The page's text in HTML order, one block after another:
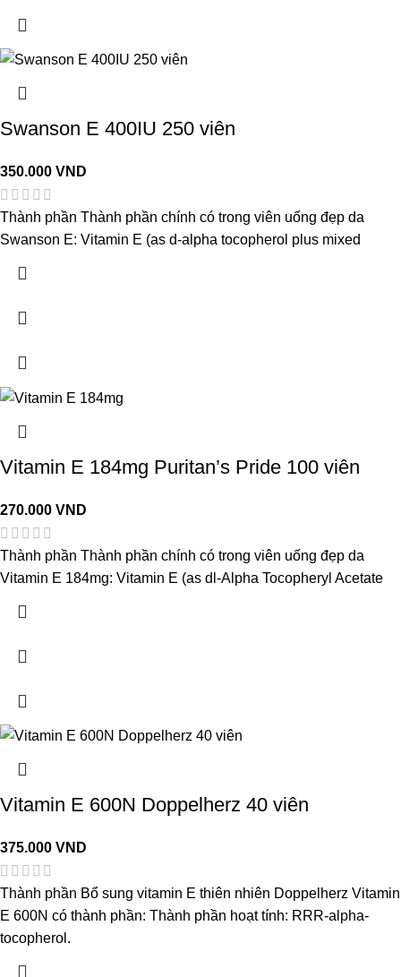
Swanson E 400IU 250 viên
350.000VND
Thành phần Thành phần chính có trong viên uống đẹp da
Swanson E: Vitamin E (as d-alpha tocopherol plus mixed
Vitamin E 184mg Puritan’s Pride 100 viên
270.000VND
Thành phần Thành phần chính có trong viên uống đẹp da
Vitamin E 184mg: Vitamin E (as dl-Alpha Tocopheryl Acetate
Vitamin E 600N Doppelherz 40 viên
375.000VND
Thành phần Bổ sung vitamin E thiên nhiên Doppelherz Vitamin
E 600N có thành phần: Thành phần hoạt tính: RRR-alpha-
tocopherol.